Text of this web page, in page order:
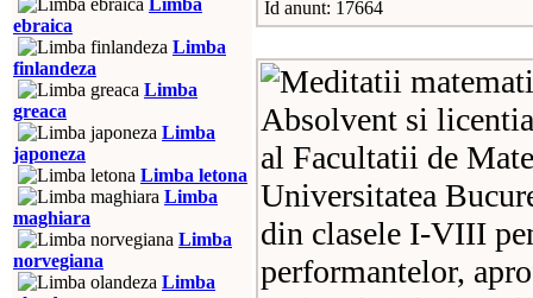
Limba
ebraica
Limba
finlandeza
Limba
greaca
Limba
japoneza
Limba letona
Limba
maghiara
Limba
norvegiana
Limba
Id anunt: 17664
Absolvent si
al Facultatii de
Universitatea
din clasele I-VIII
performantelor,